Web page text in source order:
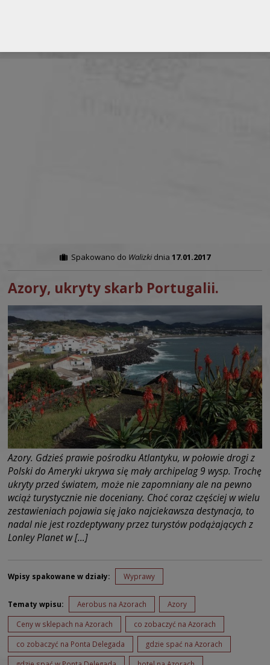
Spakowano do Walizkidnia 17.01.2017
Azory, ukryty skarb Portugalii.
Azory. Gdzieś prawie pośrodku Atlantyku, w połowie drogi z
Polski do Ameryki ukrywa się mały archipelag 9 wysp. Trochę
ukryty przed światem, może nie zapomniany ale na pewno
wciąż turystycznie nie doceniany. Choć coraz częściej w wielu
zestawieniach pojawia się jako najciekawsza destynacja, to
nadal nie jest rozdeptywany przez turystów podążających z
Lonley Planet w […]
Wpisy spakowane w działy: Wyprawy
Tematy wpisu: Aerobus na Azorach Azory
Ceny w sklepach na Azorach co zobaczyć na Azorach
co zobaczyć na Ponta Delegada gdzie spać na Azorach